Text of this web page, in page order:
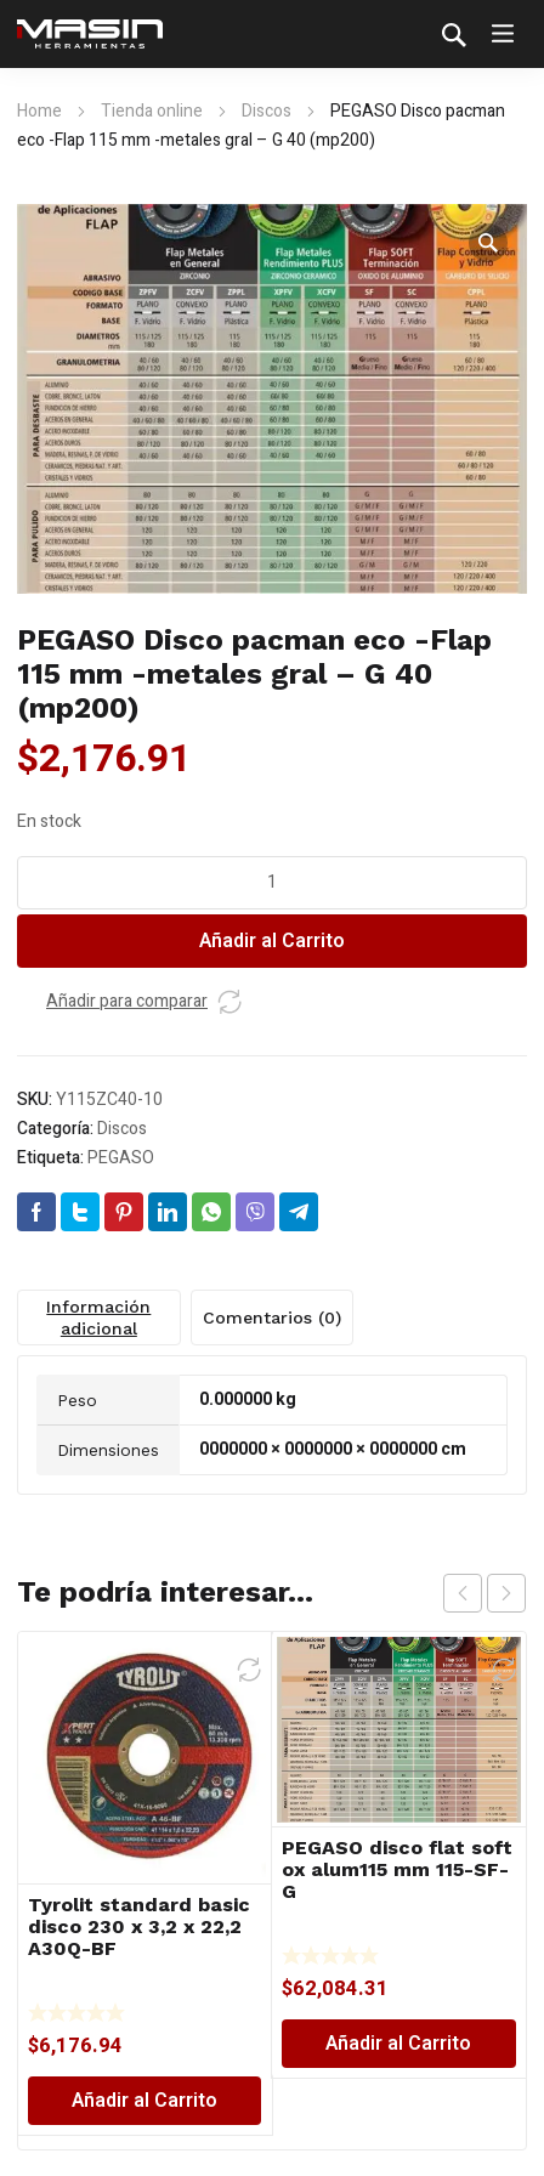
Home Tienda online Discos
PEGASO Disco pacman
eco -Flap 115 mm -metales gral – G 40 (mp200)
PEGASO Disco pacman eco -Flap
115 mm -metales gral – G 40
(mp200)
$2,176.91
En stock
PEGASO
pacman
-
metales
gral
-
G
40
Añadir al Carrito
Añadir para comparar
SKU:Y115ZC40-10
Categoría:Discos
Etiqueta:PEGASO
Información
adicional
Comentarios (0)
Peso 0.000000 kg
Dimensiones 0000000 × 0000000 × 0000000 cm
Te podría interesar...
Tyrolit standard basic
disco 230 x 3,2 x 22,2
A30Q-BF
$6,176.94
Añadir al Carrito
PEGASO disco flat soft
ox alum115 mm 115-SF-
G
$62,084.31
Añadir al Carrito